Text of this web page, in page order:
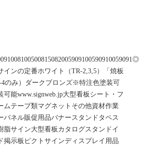
ンの定番ホワイト（TR-2,3,5）「焼板
4のみ）ダークブロンズ※特注色塗装可
能www.signweb.jp大型看板シート・フ
ムテープ類マグネットその他資材作業
パネル販促用品バナースタンドタペス
脂サイン大型看板カタログスタンドイ
掲示板ピクトサインディスプレイ用品